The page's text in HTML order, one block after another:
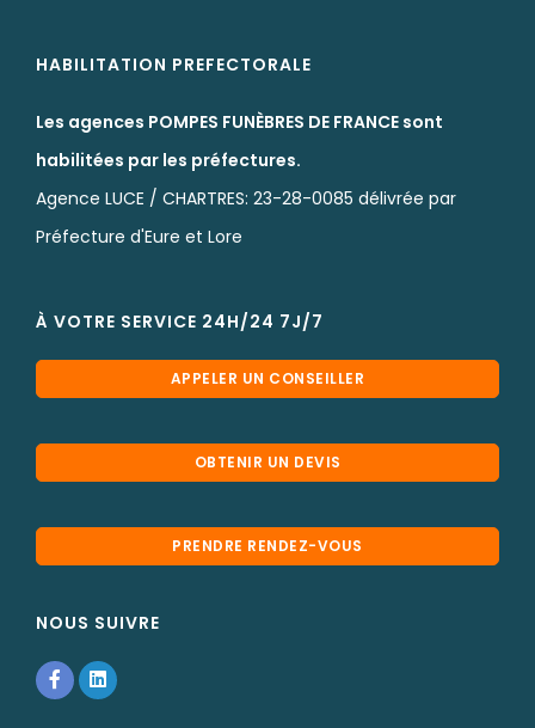
HABILITATION PREFECTORALE
Les agences POMPES FUNÈBRES DE FRANCE sont
habilitées par les préfectures.
Agence LUCE / CHARTRES: 23-28-0085 délivrée par
Préfecture d'Eure et Lore
À VOTRE SERVICE 24H/24 7J/7
APPELER UN CONSEILLER
OBTENIR UN DEVIS
PRENDRE RENDEZ-VOUS
NOUS SUIVRE